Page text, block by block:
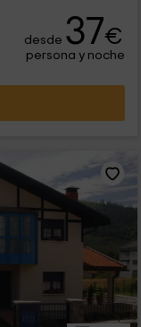
desde 37€
persona y noche